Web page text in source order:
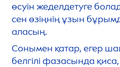
өсуін жеделдетуге
сен өзіңнің ұзын
аласың.
Сонымен қатар, егер
белгілі фазасында қиса,